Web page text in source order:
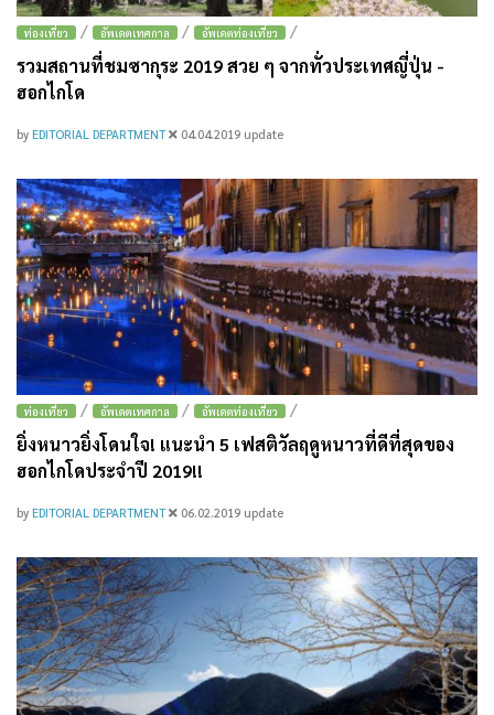
ท่องเที่ยว / อัพเดตเทศกาล / อัพเดตท่องเที่ยว /
รวมสถานที่ชมซากุระ 2019 สวย ๆ จากทั่วประเทศญี่ปุ่น -
ฮอกไกโด
by EDITORIAL DEPARTMENT 04.04.2019 update
ท่องเที่ยว / อัพเดตเทศกาล / อัพเดตท่องเที่ยว /
ยิ่งหนาวยิ่งโดนใจ! แนะนำ 5 เฟสติวัลฤดูหนาวที่ดีที่สุดของ
ฮอกไกโดประจำปี 2019!!
by EDITORIAL DEPARTMENT 06.02.2019 update